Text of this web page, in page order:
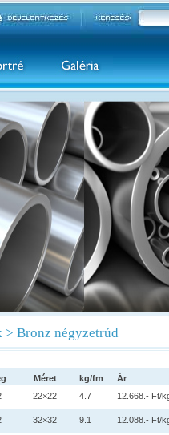
Bronz négyzetrúd
Méret kg/fm
Ár
22×22 4.7 12.668.- Ft/
32×32 9.1 12.088.- Ft/